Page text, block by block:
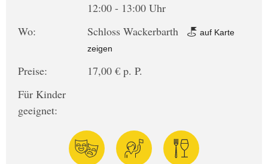
12:00 - 13:00 Uhr
Wo:
Schloss Wackerbarth
auf Karte
zeigen
Preise:
17,00 € p. P.
Für Kinder
geeignet: